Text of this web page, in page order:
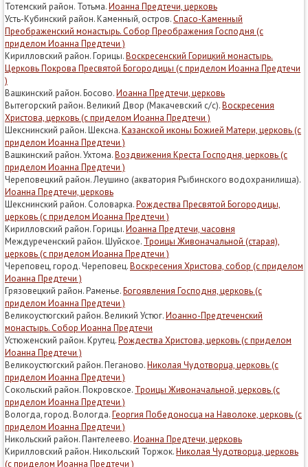
Тотемский район. Тотьма.Иоанна Предтечи, церковь
Усть-Кубинский район. Каменный, остров.Спасо-Каменный
Преображенский монастырь. Собор Преображения Господня (с
приделом Иоанна Предтечи )
Кирилловский район. Горицы.Воскресенский Горицкий монастырь.
Церковь Покрова Пресвятой Богородицы (с приделом Иоанна Предтечи
)
Вашкинский район. Босово.Иоанна Предтечи, церковь
Вытегорский район. Великий Двор (Макачевский с/с).Воскресения
Христова, церковь (с приделом Иоанна Предтечи )
Шекснинский район. Шексна.Казанской иконы Божией Матери, церковь (с
приделом Иоанна Предтечи )
Вашкинский район. Ухтома.Воздвижения Креста Господня, церковь (с
приделом Иоанна Предтечи )
Череповецкий район. Леушино (акватория Рыбинского водохранилища).
Иоанна Предтечи, церковь
Шекснинский район. Соловарка.Рождества Пресвятой Богородицы,
церковь (с приделом Иоанна Предтечи )
Кирилловский район. Горицы.Иоанна Предтечи, часовня
Междуреченский район. Шуйское. Троицы Живоначальной (старая),
церковь (с приделом Иоанна Предтечи )
Череповец, город. Череповец.Воскресения Христова, собор (с приделом
Иоанна Предтечи )
Грязовецкий район. Раменье.Богоявления Господня, церковь (с
приделом Иоанна Предтечи )
Великоустюгский район. Великий Устюг.Иоанно-Предтеченский
монастырь. Собор Иоанна Предтечи
Устюженский район. Крутец.Рождества Христова, церковь (с приделом
Иоанна Предтечи )
Великоустюгский район. Пеганово.Николая Чудотворца, церковь (с
приделом Иоанна Предтечи )
Сокольский район. Покровское. Троицы Живоначальной, церковь (с
приделом Иоанна Предтечи )
Вологда, город. Вологда.Георгия Победоносца на Наволоке, церковь (с
приделом Иоанна Предтечи )
Никольский район. Пантелеево.Иоанна Предтечи, церковь
Кирилловский район. Никольский Торжок.Николая Чудотворца, церковь
(с приделом Иоанна Предтечи )